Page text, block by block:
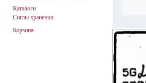
Каталоги
Сиглы хранения
Корзина